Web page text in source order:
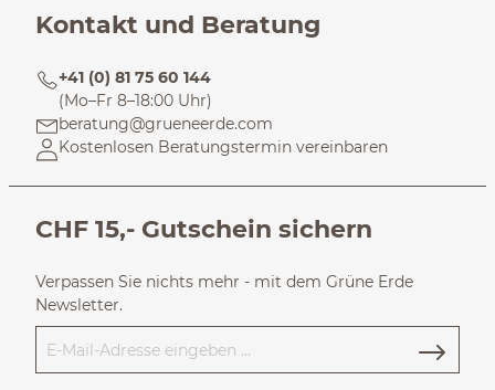
Kontakt und Beratung
+41 (0) 81 75 60 144
(Mo–Fr 8–18:00 Uhr)
beratung@grueneerde.com
Kostenlosen Beratungstermin vereinbaren
CHF 15,- Gutschein sichern
Verpassen Sie nichts mehr - mit dem Grüne Erde
Newsletter.